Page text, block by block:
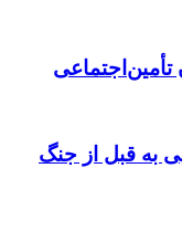
به قبل از جنگ